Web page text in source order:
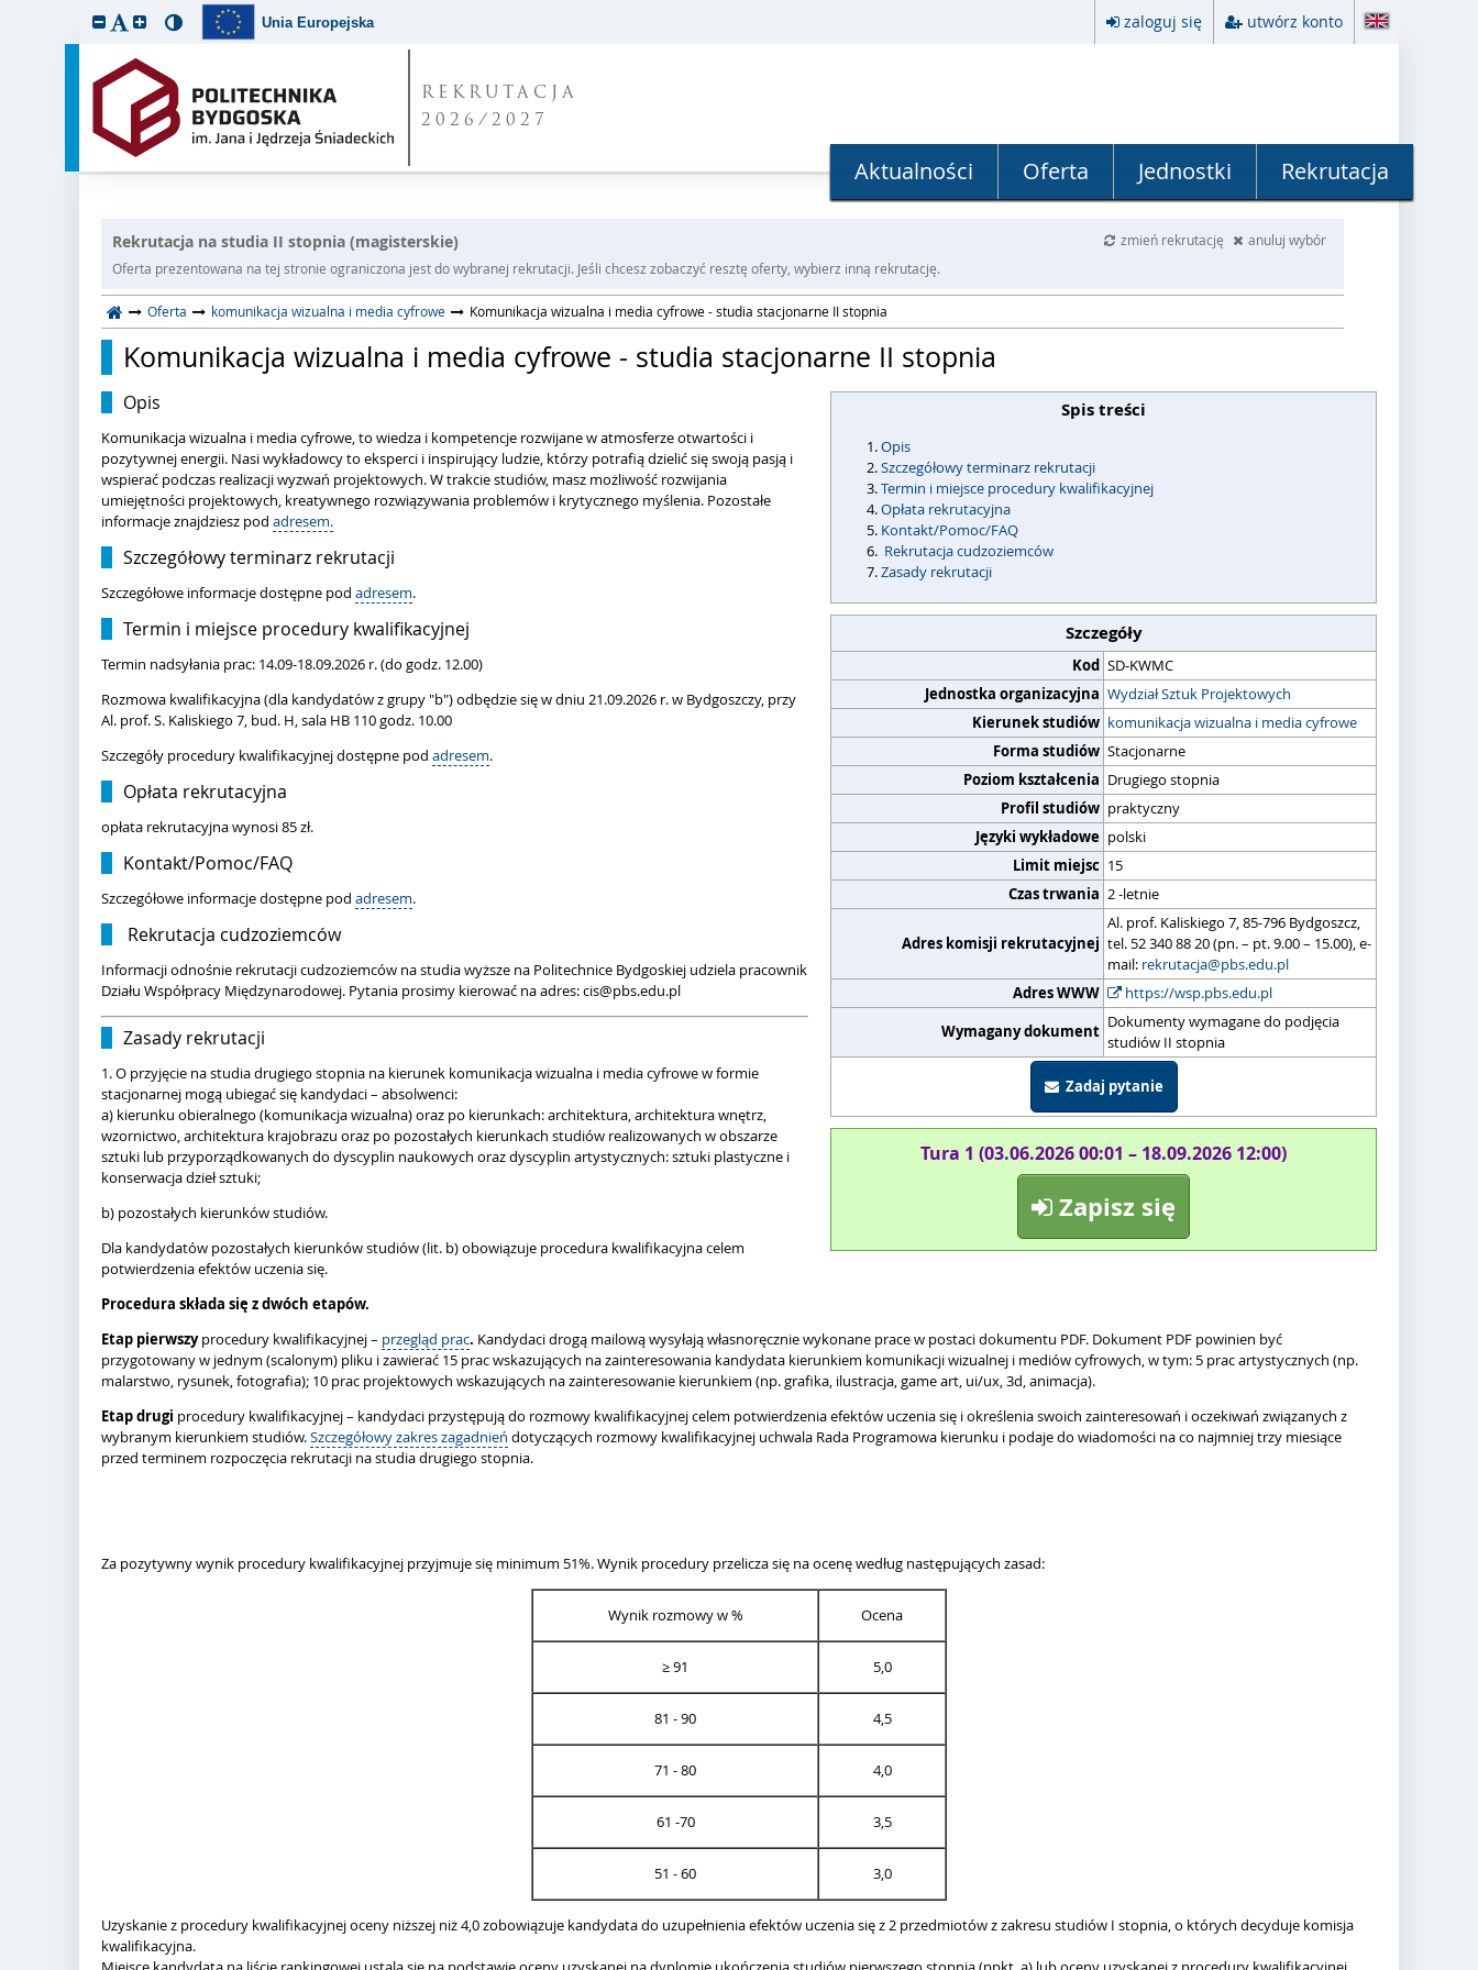
Unia Europejska zaloguj się utwórz konto
REKRUTACJA
2026/2027
Aktualności Oferta Jednostki Rekrutacja
Rekrutacja na studia II stopnia (magisterskie) zmień rekrutację
anuluj wybór
Oferta prezentowana na tej stronie ograniczona jest do wybranej rekrutacji. Jeśli chcesz zobaczyć resztę oferty, wybierz inną rekrutację.
Oferta komunikacja wizualna i media cyfrowe Komunikacja wizualna i media cyfrowe - studia stacjonarne II stopnia
Komunikacja wizualna i media cyfrowe - studia stacjonarne II stopnia
Spis treści
Opis
Szczegółowy terminarz rekrutacji
Termin i miejsce procedury kwalifikacyjnej
Opłata rekrutacyjna
Kontakt/Pomoc/FAQ
Rekrutacja cudzoziemców
Zasady rekrutacji
Szczegóły
Kod SD-KWMC
Jednostka organizacyjna Wydział Sztuk Projektowych
Kierunek studiów komunikacja wizualna i media cyfrowe
Forma studiów Stacjonarne
Poziom kształcenia Drugiego stopnia
Profil studiów praktyczny
Języki wykładowe polski
Limit miejsc 15
Czas trwania 2 -letnie
Adres komisji rekrutacyjnej
Al. prof. Kaliskiego 7, 85-796 Bydgoszcz,
tel. 52 340 88 20 (pn. – pt. 9.00 – 15.00), e-
mail: rekrutacja@pbs.edu.pl
Adres WWW
https://wsp.pbs.edu.pl
Wymagany dokument Dokumenty wymagane do podjęcia
studiów II stopnia
Zadaj pytanie
Tura 1 (03.06.2026 00:01 – 18.09.2026 12:00)
Zapisz się
Opis
Komunikacja wizualna i media cyfrowe, to wiedza i kompetencje rozwijane w atmosferze otwartości i
pozytywnej energii. Nasi wykładowcy to eksperci i inspirujący ludzie, którzy potrafią dzielić się swoją pasją i
wspierać podczas realizacji wyzwań projektowych. W trakcie studiów, masz możliwość rozwijania
umiejętności projektowych, kreatywnego rozwiązywania problemów i krytycznego myślenia. Pozostałe
informacje znajdziesz pod adresem.
Szczegółowy terminarz rekrutacji
Szczegółowe informacje dostępne pod adresem.
Termin i miejsce procedury kwalifikacyjnej
Termin nadsyłania prac: 14.09-18.09.2026 r. (do godz. 12.00)
Rozmowa kwalifikacyjna (dla kandydatów z grupy "b") odbędzie się w dniu 21.09.2026 r. w Bydgoszczy, przy
Al. prof. S. Kaliskiego 7, bud. H, sala HB 110 godz. 10.00
Szczegóły procedury kwalifikacyjnej dostępne pod adresem.
Opłata rekrutacyjna
opłata rekrutacyjna wynosi 85 zł.
Kontakt/Pomoc/FAQ
Szczegółowe informacje dostępne pod adresem.
Rekrutacja cudzoziemców
Informacji odnośnie rekrutacji cudzoziemców na studia wyższe na Politechnice Bydgoskiej udziela pracownik
Działu Współpracy Międzynarodowej. Pytania prosimy kierować na adres: cis@pbs.edu.pl
Zasady rekrutacji
1. O przyjęcie na studia drugiego stopnia na kierunek komunikacja wizualna i media cyfrowe w formie
stacjonarnej mogą ubiegać się kandydaci – absolwenci:
a) kierunku obieralnego (komunikacja wizualna) oraz po kierunkach: architektura, architektura wnętrz,
wzornictwo, architektura krajobrazu oraz po pozostałych kierunkach studiów realizowanych w obszarze
sztuki lub przyporządkowanych do dyscyplin naukowych oraz dyscyplin artystycznych: sztuki plastyczne i
konserwacja dzieł sztuki;
b) pozostałych kierunków studiów.
Dla kandydatów pozostałych kierunków studiów (lit. b) obowiązuje procedura kwalifikacyjna celem
potwierdzenia efektów uczenia się.
Procedura składa się z dwóch etapów.
Etap pierwszyprocedury kwalifikacyjnej – przegląd prac. Kandydaci drogą mailową wysyłają własnoręcznie wykonane prace w postaci dokumentu PDF. Dokument PDF powinien być
przygotowany w jednym (scalonym) pliku i zawierać 15 prac wskazujących na zainteresowania kandydata kierunkiem komunikacji wizualnej i mediów cyfrowych, w tym: 5 prac artystycznych (np.
malarstwo, rysunek, fotografia); 10 prac projektowych wskazujących na zainteresowanie kierunkiem (np. grafika, ilustracja, game art, ui/ux, 3d, animacja).
Etap drugi procedury kwalifikacyjnej – kandydaci przystępują do rozmowy kwalifikacyjnej celem potwierdzenia efektów uczenia się i określenia swoich zainteresowań i oczekiwań związanych z
wybranym kierunkiem studiów.Szczegółowy zakres zagadnień dotyczących rozmowy kwalifikacyjnej uchwala Rada Programowa kierunku i podaje do wiadomości na co najmniej trzy miesiące
przed terminem rozpoczęcia rekrutacji na studia drugiego stopnia.
Za pozytywny wynik procedury kwalifikacyjnej przyjmuje się minimum 51%. Wynik procedury przelicza się na ocenę według następujących zasad:
Wynik rozmowy w % Ocena
≥ 91 5,0
81 - 90 4,5
71 - 80 4,0
61 -70 3,5
51 - 60 3,0
Uzyskanie z procedury kwalifikacyjnej oceny niższej niż 4,0 zobowiązuje kandydata do uzupełnienia efektów uczenia się z 2 przedmiotów z zakresu studiów I stopnia, o których decyduje komisja
kwalifikacyjna.